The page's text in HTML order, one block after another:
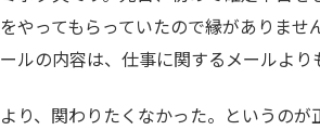
やってもらっていたので縁がありま
ルの内容は、仕事に関するメールより
り、関わりたくなかった。というの